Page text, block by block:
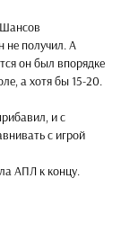
не получил. А
он был впорядке
а хотя бы 15-20.
и с
с игрой
АПЛ к концу.